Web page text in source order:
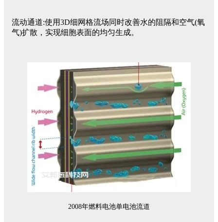
流动通道:使用3D细网格流场同时改善水的阻隔和空气(氧
气)扩散，实现细胞表面的均匀生成。
2008年燃料电池单电池流道